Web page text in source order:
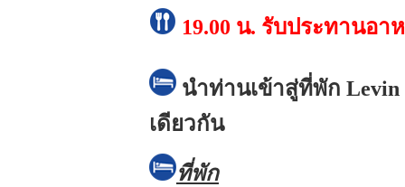
19.00 น. รับประทานอา
นำท่านเข้าสู่ที่พัก Levin
เดียวกัน
ที่พัก